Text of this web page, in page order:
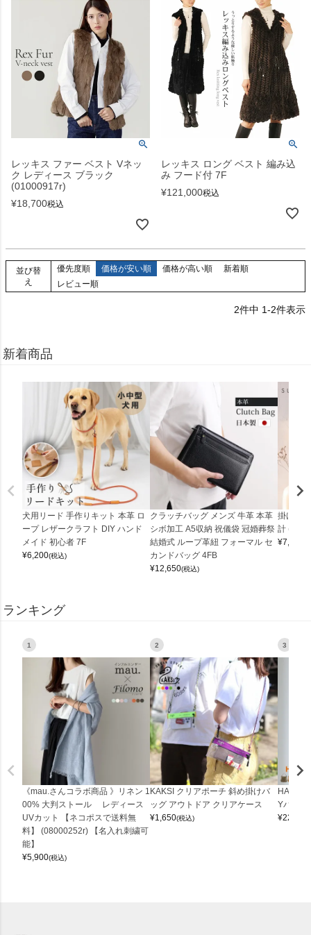
レッキス ファー ベスト Vネッ
ク レディース ブラック
(01000917r)
¥18,700税込
レッキス ロング ベスト 編み込
み フード付 7F
¥121,000税込
並び替
え
優先度順 価格が安い順 価格が高い順
新着順
レビュー順
2件中 1-2件表示
新着商品
犬用リード 手作りキット 本革 ロ
ープ レザークラフト DIY ハンド
メイド 初心者 7F
¥6,200(税込)
クラッチバッグ メンズ 牛革 本革
シボ加工 A5収納 祝儀袋 冠婚葬祭
結婚式 ループ革紐 フォーマル セ
カンドバッグ 4FB
¥12,650(税込)
掛け時
計
¥7,150
ランキング
1
《mau.さんコラボ商品 》リネン 1
00% 大判ストール レディース
UVカット 【ネコポスで送料無
料】 (08000252r) 【名入れ刺繍可
能】
¥5,900(税込)
2
KAKSI クリアポーチ 斜め掛けバ
ッグ アウトドア クリアケース
¥1,650(税込)
3
Yバッグ
¥22,000